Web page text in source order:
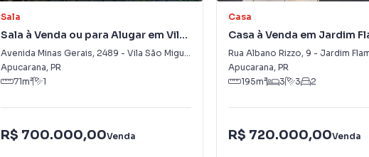
Sala
Sala à Venda ou para Alugar em Vila
São Miguel
Avenida Minas Gerais, 2489 - Vila São Miguel
Apucarana, PR
71m² 1
R$ 700.000,00Venda
Casa
Casa à Venda em Jardim
Rua Albano Rizzo, 9 - Jardim
Apucarana, PR
195m² 3 3 2
R$ 720.000,00Venda